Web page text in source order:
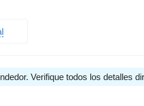
Verifique todos los detalles